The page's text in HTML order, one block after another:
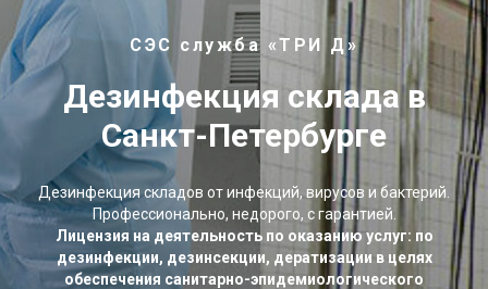
СЭС служба «ТРИ Д»
Дезинфекция склада в
Санкт-Петербурге
Дезинфекция складов от инфекций, вирусов и бактерий.
Профессионально, недорого, с гарантией.
Лицензия на деятельность по оказанию услуг: по
дезинфекции, дезинсекции, дератизации в целях
обеспечения санитарно-эпидемиологического